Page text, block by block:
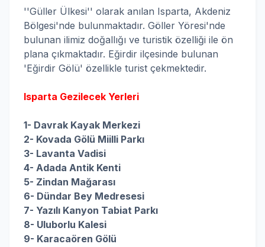
''Güller Ülkesi'' olarak anılan Isparta, Akdeniz
Bölgesi'nde bulunmaktadır. Göller Yöresi'nde
bulunan ilimiz doğallığı ve turistik özelliği ile ön
plana çıkmaktadır. Eğirdir ilçesinde bulunan
'Eğirdir Gölü' özellikle turist çekmektedir.
Isparta Gezilecek Yerleri
1- Davrak Kayak Merkezi
2- Kovada Gölü Miilli Parkı
3- Lavanta Vadisi
4- Adada Antik Kenti
5- Zindan Mağarası
6- Dündar Bey Medresesi
7- Yazılı Kanyon Tabiat Parkı
8- Uluborlu Kalesi
9- Karacaören Gölü